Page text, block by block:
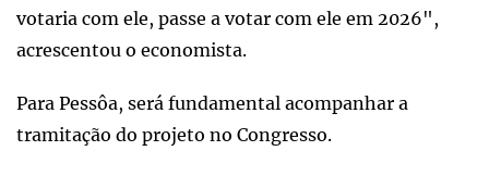
votaria com ele, passe a votar com ele em 2026",
acrescentou o economista.
Para Pessôa, será fundamental acompanhar a
tramitação do projeto no Congresso.